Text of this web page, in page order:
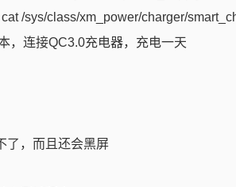
/sys/class/xm_power/charger/
，连接QC3.0充电器，充电一天
了，而且还会黑屏